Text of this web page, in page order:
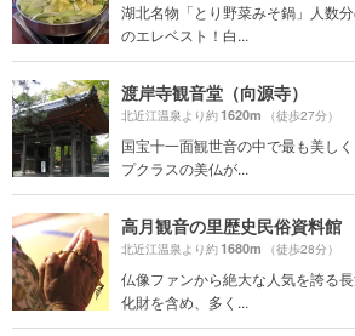
湖北名物「とり野菜みそ鍋」人数
のエレベスト！白...
渡岸寺観音堂（向源寺）
北近江温泉より約1620m （徒歩27分）
国宝十一面観世音の中で最も美し
プクラスの美仏が...
高月観音の里歴史民俗資料館
北近江温泉より約1680m （徒歩28分）
仏像ファンから絶大な人気を誇る
化財を含め、多く...